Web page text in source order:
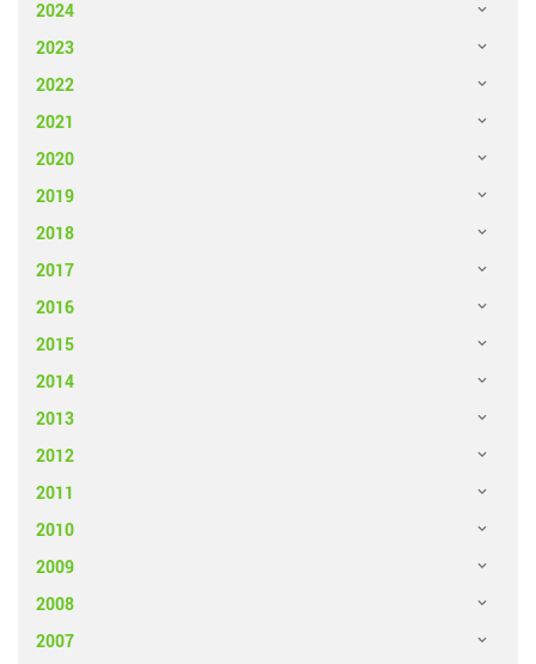
2024
2023
2022
2021
2020
2019
2018
2017
2016
2015
2014
2013
2012
2011
2010
2009
2008
2007